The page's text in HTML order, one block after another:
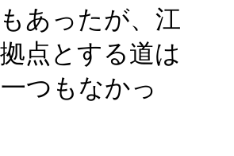
あったが、江
点とする道は
つもなかっ